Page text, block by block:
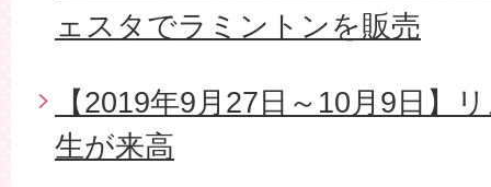
ェスタでラミントンを販売
【2019年9月27日～10月9日】
生が来高